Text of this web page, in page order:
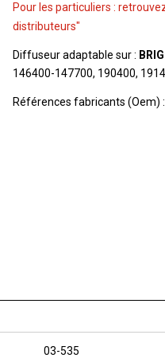
Pour les particuliers :
distributeurs"
Diffuseur adaptable sur :
146400-147700, 190400,
Références fabricants (Oem) :
03-535